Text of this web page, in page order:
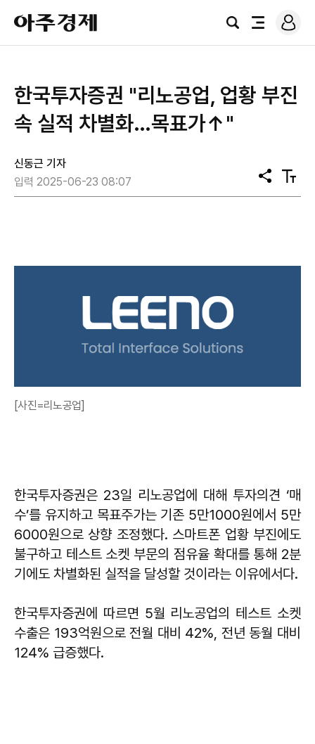
아
주
경
검
전
로
그
한국투자증권 "리노공업, 업황 부진
속 실적 차별화…목표가↑"
신동근 기자
입력 2025-06-23 08:07
공
유
텍
스
[사진=리노공업]
한국투자증권은 23일 리노공업에 대해 투자의견 ‘매
수’를 유지하고 목표주가는 기존 5만1000원에서 5만
6000원으로 상향 조정했다. 스마트폰 업황 부진에도
불구하고 테스트 소켓 부문의 점유율 확대를 통해 2분
기에도 차별화된 실적을 달성할 것이라는 이유에서다.
한국투자증권에 따르면 5월 리노공업의 테스트 소켓
수출은 193억원으로 전월 대비 42%, 전년 동월 대비
124% 급증했다.